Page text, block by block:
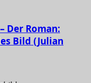
Der Roman:
Bild (Julian